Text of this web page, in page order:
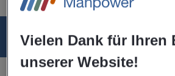
JobsRezensionen
Aktuelle
Vielen Dank für Ihren
unserer Website!